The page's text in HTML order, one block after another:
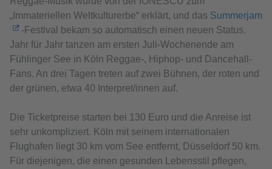
„Immateriellen Weltkulturerbe“ erklärt, und das Summerjam
-Festival bekam so automatisch einen neuen Status.
Jahr für Jahr tanzen am ersten Juli-Wochenende am
Fühlinger See in Köln Reggae-, Hiphop- und Dancehall-
Fans. An drei Tagen treten auf zwei Bühnen, der roten und
der grünen, etwa 40 Interpret/innen auf.
Die Ticketpreise starten bei 130 Euro und die Anreise ist
sehr unkompliziert. Köln mit seinem internationalen
Flughafen liegt 30 km vom See entfernt, Düsseldorf 50 km.
Für diejenigen, die einen gesunden Lebensstil pflegen,